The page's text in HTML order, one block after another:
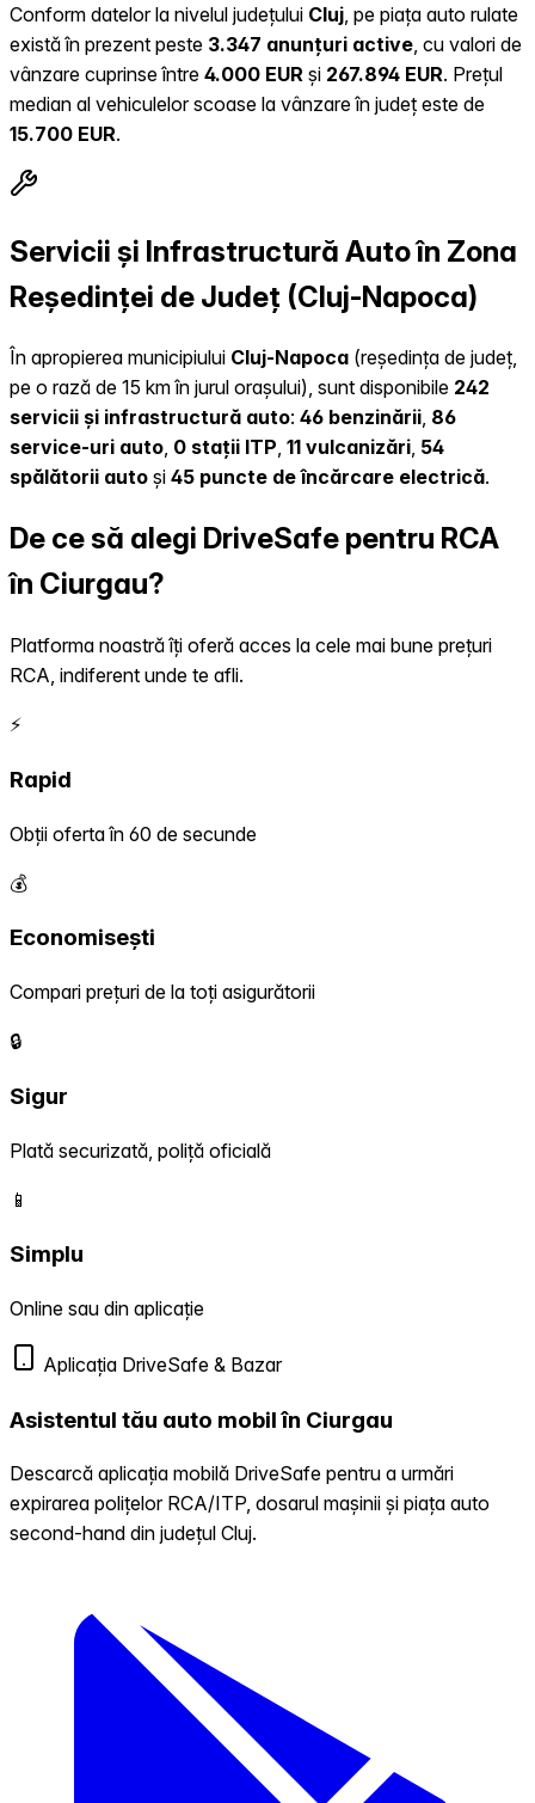
Conform datelor la nivelul județului Cluj , pe piața auto rulate
există în prezent peste 3.347 anunțuri active , cu valori de
vânzare cuprinse între 4.000 EUR și 267.894 EUR. Prețul
median al vehiculelor scoase la vânzare în județ este de
15.700 EUR.
Servicii și Infrastructură Auto în Zona
Reședinței de Județ (Cluj-Napoca)
În apropierea municipiului Cluj-Napoca (reședința de județ,
pe o rază de 15 km în jurul orașului), sunt disponibile 242
servicii și infrastructură auto: 46 benzinării, 86
service-uri auto, 0 stații ITP, 11 vulcanizări, 54
spălătorii auto și 45 puncte de încărcare electrică.
De ce să alegi DriveSafe pentru RCA
în Ciurgau?
Platforma noastră îți oferă acces la cele mai bune prețuri
RCA, indiferent unde te afli.
⚡
Rapid
Obții oferta în 60 de secunde
💰
Economisești
Compari prețuri de la toți asigurătorii
🔒
Sigur
Plată securizată, poliță oficială
📱
Simplu
Online sau din aplicație
Aplicația DriveSafe & Bazar
Asistentul tău auto mobil în Ciurgau
Descarcă aplicația mobilă DriveSafe pentru a urmări
expirarea polițelor RCA/ITP, dosarul mașinii și piața auto
second-hand din județul Cluj.